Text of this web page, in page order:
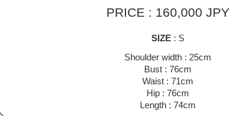
PRICE : 160,000 JPY
SIZE: S
Shoulder width : 25cm
Bust : 76cm
Waist : 71cm
Hip : 76cm
Length : 74cm